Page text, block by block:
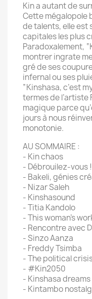
Kin a autant de
Cette mégalopole
de talents, elle est
capitales les plus
Paradoxalement,
montrer ingrate
gré de ses
infernal ou ses
”Kinshasa, c’est
termes de l’artiste
magique parce
jours à nous
monotonie.
AU SOMMAIRE :
- Kin chaos
- Débrouilez-vous !
- Bakeli, génies
- Nizar Saleh
- Kinshasound
- Titia Kandolo
- This woman's
- Rencontre avec
- Sinzo Aanza
- Freddy Tsimba
- The political
- #Kin2050
- Kinshasa
- Kintambo